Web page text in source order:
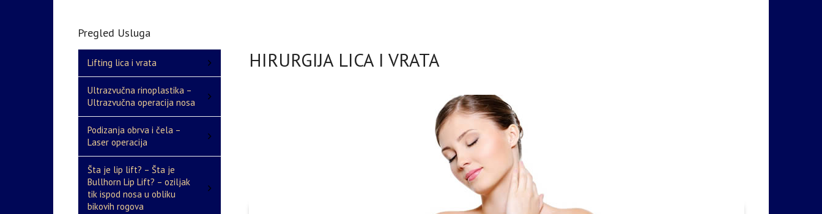
HIRURGIJA LICA I VRATA
Pregled Usluga
Lifting lica i vrata
Ultrazvučna rinoplastika –
Ultrazvučna operacija nosa
Podizanja obrva i čela –
Laser operacija
Šta je lip lift? – Šta je
Bullhorn Lip Lift? – oziljak
tik ispod nosa u obliku
bikovih rogova